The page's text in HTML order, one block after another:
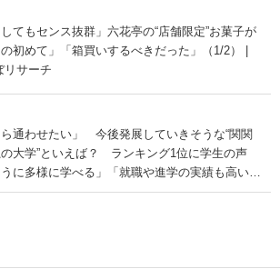
してもセンス抜群」六花亭の“店舗限定”お菓子が
初めて」「箱買いするべきだった」（1/2） |
リサーチ
ら通わせたい」 今後発展していきそうな“関関
大学”といえば？ ランキング1位に学生の声
うに多様に学べる」「就職や進学の実績も高い」
サーチ